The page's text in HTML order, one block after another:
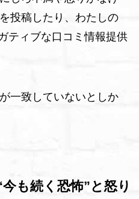
投稿したり、わたしの
ティブな口コミ情報提供
一致していないとしか
も続く恐怖”と怒り